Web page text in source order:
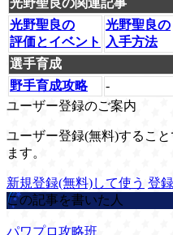
光野聖良の関連記事
光野聖良の
評価とイベント
光野聖良の
入手方法
選手育成
野手育成攻略
-
ユーザー登録のご案内
ユーザー登録(無料)するこ
ます。
新規登録(無料)して使う 登
この記事を書いた人
パワプロ攻略班